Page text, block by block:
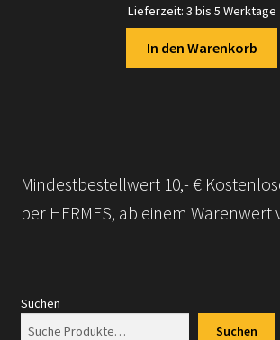
Lieferzeit: 3 bis 5 Werktage
In den Warenkorb
Mindestbestellwert 10,- €
per HERMES, ab einem Warenwert
Suchen
Suchen